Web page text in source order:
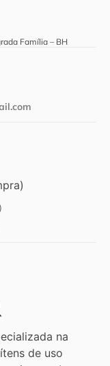
Família – BH
na
de uso